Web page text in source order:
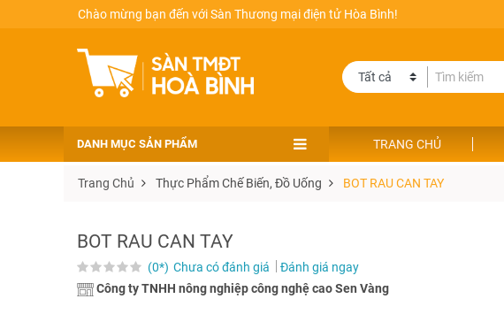
Chào mừng bạn đến với Sàn Thương mại điện tử Hòa Bình!
DANH MỤC SẢN PHẨM TRANG CHỦ
Trang Chủ Thực Phẩm Chế Biến, Đồ Uống BOT RAU CAN TAY
BOT RAU CAN TAY
(0*) Chưa có đánh giá
Đánh giá ngay
Công ty TNHH nông nghiệp công nghệ cao Sen Vàng